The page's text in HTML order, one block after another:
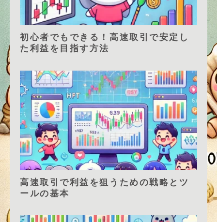
初心者でもできる！高速取引で安定し
た利益を目指す方法
高速取引で利益を狙うための戦略とツ
ールの基本